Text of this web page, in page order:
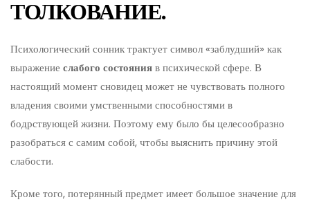
ТОЛКОВАНИЕ.
Психологический сонник трактует символ «заблудший» как
выражение слабого состоянияв психической сфере. В
настоящий момент сновидец может не чувствовать полного
владения своими умственными способностями в
бодрствующей жизни. Поэтому ему было бы целесообразно
разобраться с самим собой, чтобы выяснить причину этой
слабости.
Кроме того, потерянный предмет имеет большое значение для